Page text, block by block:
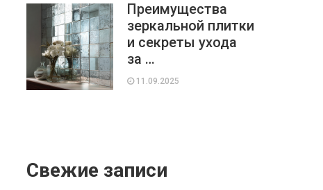
Преимущества
зеркальной плитки
и секреты ухода
за …
11.09.2025
Свежие записи